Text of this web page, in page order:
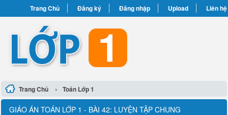
Trang Chủ Đăng ký Đăng nhập Upload Liên hệ
Trang Chủ › Toán Lớp 1
GIÁO ÁN TOÁN LỚP 1 - BÀI 42: LUYỆN TẬP CHUNG